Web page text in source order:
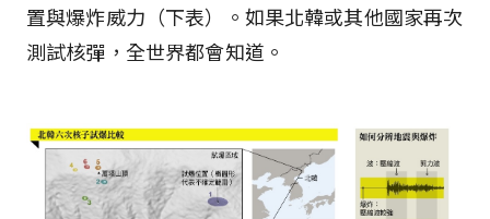
置與爆炸威力（下表）。如果北韓或其他國家再次
測試核彈，全世界都會知道。